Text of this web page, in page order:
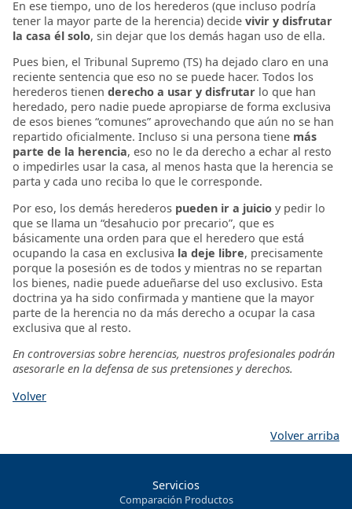
En ese tiempo, uno de los herederos (que incluso podría
tener la mayor parte de la herencia) decide vivir y disfrutar
la casa él solo, sin dejar que los demás hagan uso de ella.
Pues bien, el Tribunal Supremo (TS) ha dejado claro en una
reciente sentencia que eso no se puede hacer. Todos los
herederos tienen derecho a usar y disfrutar lo que han
heredado, pero nadie puede apropiarse de forma exclusiva
de esos bienes “comunes” aprovechando que aún no se han
repartido oficialmente. Incluso si una persona tiene más
parte de la herencia, eso no le da derecho a echar al resto
o impedirles usar la casa, al menos hasta que la herencia se
parta y cada uno reciba lo que le corresponde.
Por eso, los demás herederos pueden ir a juicio y pedir lo
que se llama un “desahucio por precario”, que es
básicamente una orden para que el heredero que está
ocupando la casa en exclusiva la deje libre, precisamente
porque la posesión es de todos y mientras no se repartan
los bienes, nadie puede adueñarse del uso exclusivo. Esta
doctrina ya ha sido confirmada y mantiene que la mayor
parte de la herencia no da más derecho a ocupar la casa
exclusiva que al resto.
En controversias sobre herencias, nuestros profesionales podrán
asesorarle en la defensa de sus pretensiones y derechos.
Volver
Volver arriba
Servicios
Comparación Productos